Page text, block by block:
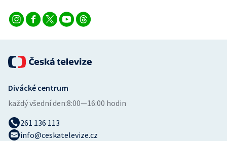
Vodní slalom
Volejbal
Ostatní
Divácké centrum
každý všední den:8:00—16:00 hodin
261 136 113
info@ceskatelevize.cz